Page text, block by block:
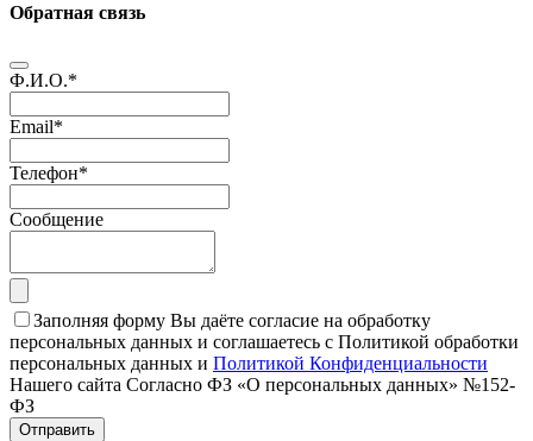
Обратная связь
Ф.И.О.*
Email*
Телефон*
Сообщение
Заполняя форму Вы даёте согласие на обработку
персональных данных и соглашаетесь с Политикой обработки
персональных данных и Политикой Конфиденциальности
Нашего сайта Согласно ФЗ «О персональных данных» №152-
ФЗ
Отправить